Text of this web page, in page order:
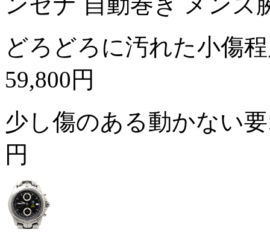
どろどろに汚れた小傷
59,800円
少し傷のある動かない
円